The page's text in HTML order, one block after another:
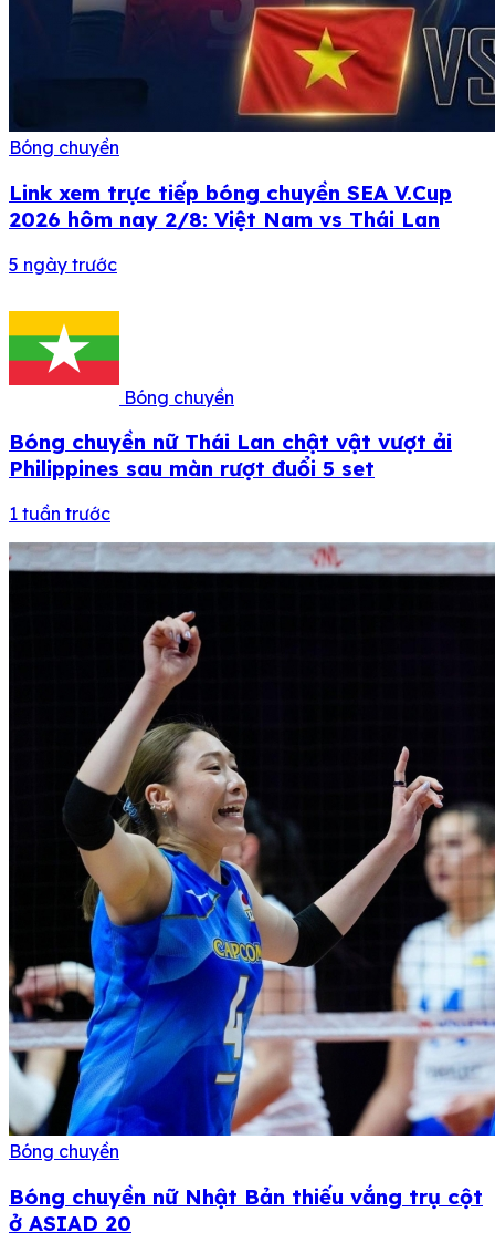
Bóng chuyền
Link xem trực tiếp bóng chuyền SEA V.Cup
2026 hôm nay 2/8: Việt Nam vs Thái Lan
5 ngày trước
Bóng chuyền
Bóng chuyền nữ Thái Lan chật vật vượt ải
Philippines sau màn rượt đuổi 5 set
1 tuần trước
Bóng chuyền
Bóng chuyền nữ Nhật Bản thiếu vắng trụ cột
ở ASIAD 20